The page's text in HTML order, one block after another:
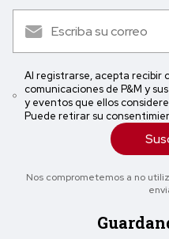
Al registrarse, acepta recibir
comunicaciones de P&M y
y eventos que ellos
Puede retirar su
Nos comprometemos a no